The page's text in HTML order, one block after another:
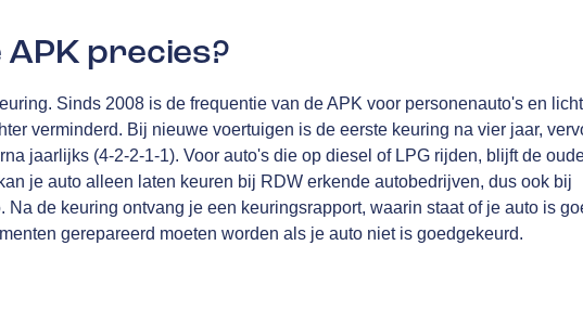
precies?
Sinds 2008 is de frequentie van de APK voor personenauto's en
verminderd. Bij nieuwe voertuigen is de eerste keuring na vier jaar,
jaarlijks (4-2-2-1-1). Voor auto's die op diesel of LPG rijden, blijft de
je auto alleen laten keuren bij RDW erkende autobedrijven, dus ook bij
Na de keuring ontvang je een keuringsrapport, waarin staat of je auto is
gerepareerd moeten worden als je auto niet is goedgekeurd.